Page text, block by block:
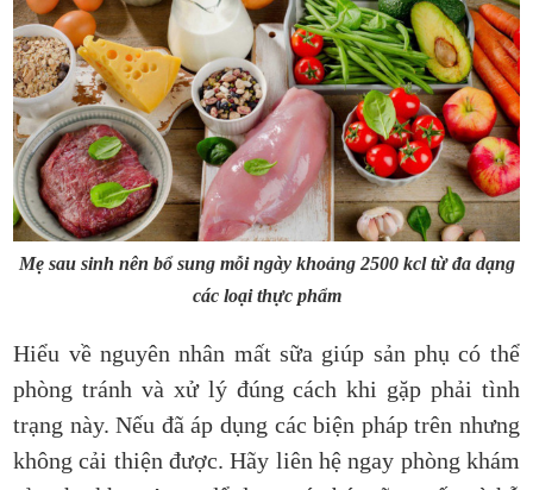
Mẹ sau sinh nên bổ sung mỗi ngày khoảng 2500 kcl từ đa dạng
các loại thực phẩm
Hiểu về nguyên nhân mất sữa giúp sản phụ có thể
phòng tránh và xử lý đúng cách khi gặp phải tình
trạng này. Nếu đã áp dụng các biện pháp trên nhưng
không cải thiện được. Hãy liên hệ ngay phòng khám